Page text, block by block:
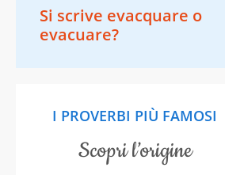
Si scrive evacquare o
evacuare?
I PROVERBI PIÙ FAMOSI
scopri l’origine